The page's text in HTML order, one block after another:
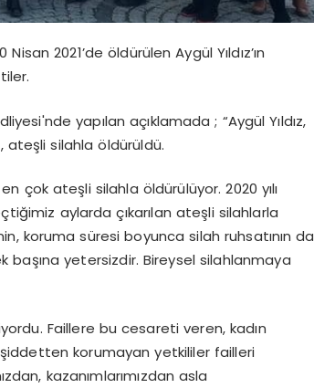
2021’de öldürülen Aygül Yıldız’ın
yapılan açıklamada ; “Aygül Yıldız,
ateşli silahla öldürüldü.
çok ateşli silahla öldürülüyor. 2020 yılı
aylarda çıkarılan ateşli silahlarla
koruma süresi boyunca silah ruhsatının da
başına yetersizdir. Bireysel silahlanmaya
Faillere bu cesareti veren, kadın
korumayan yetkililer failleri
kazanımlarımızdan asla